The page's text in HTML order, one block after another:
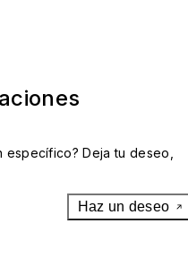
específico? Deja tu deseo,
Haz un deseo